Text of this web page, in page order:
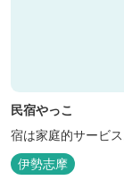
民宿やっこ
宿は家庭的サービ
伊勢志摩